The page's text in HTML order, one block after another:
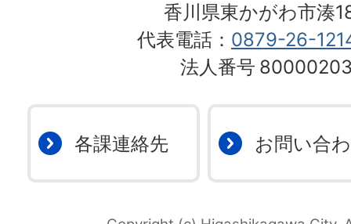
香川県東かがわ市湊
代表電話： 0879-26-
法人番号
各課連絡先 お問い合